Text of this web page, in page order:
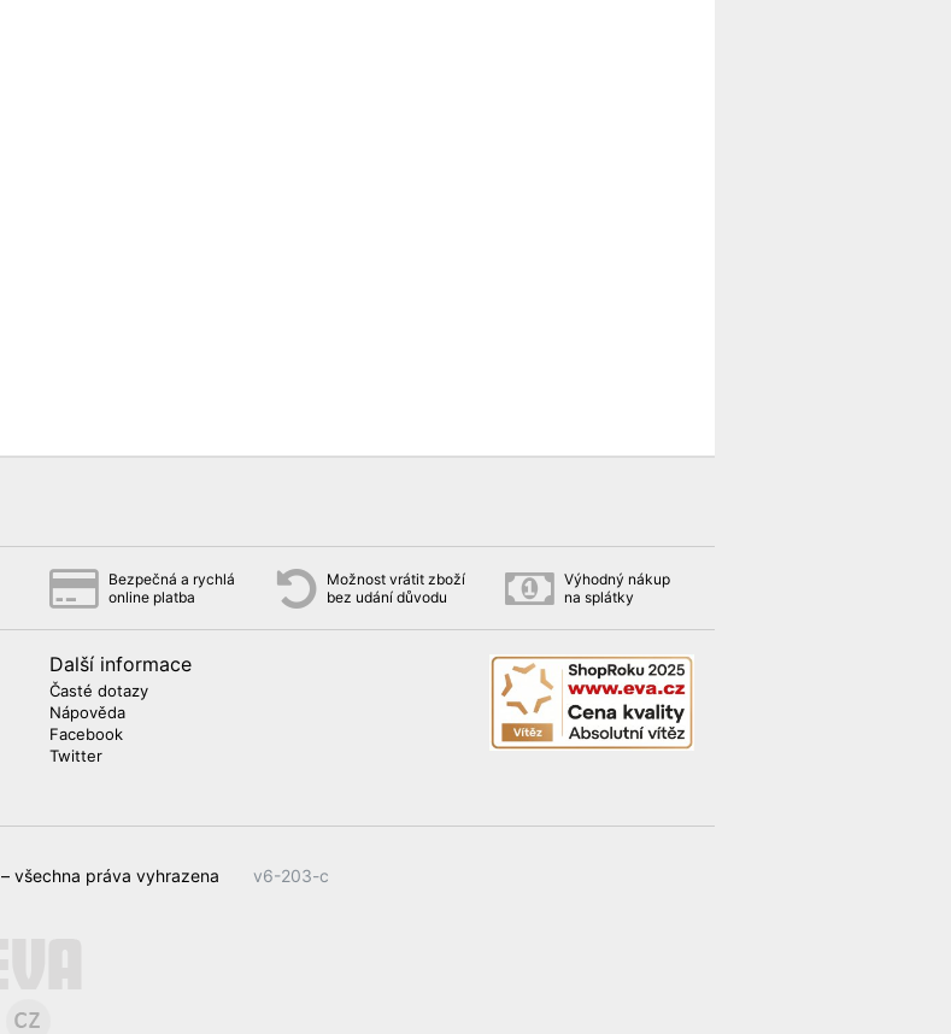
Bezpečná a rychlá
online platba
Možnost vrátit zboží
bez udání důvodu
Výhodný nákup
na splátky
Další informace
Časté dotazy
Nápověda
Facebook
Twitter
– všechna práva vyhrazena v6-203-c